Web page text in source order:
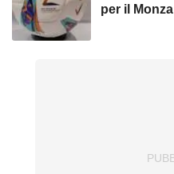
per il Monza